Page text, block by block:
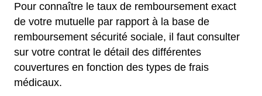
Pour connaître le taux de remboursement exact
de votre mutuelle par rapport à la base de
remboursement sécurité sociale, il faut consulter
sur votre contrat le détail des différentes
couvertures en fonction des types de frais
médicaux.